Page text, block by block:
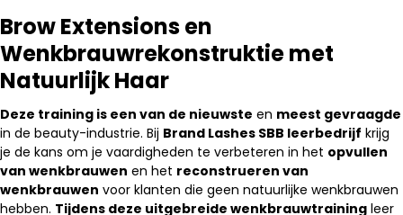
Brow Extensions en
Wenkbrauwrekonstruktie met
Natuurlijk Haar
Deze training is een van de nieuwste en meest gevraagde
in de beauty-industrie. Bij Brand Lashes SBB leerbedrijf krijg
je de kans om je vaardigheden te verbeteren in het opvullen
van wenkbrauwen en het reconstrueren van
wenkbrauwen voor klanten die geen natuurlijke wenkbrauwen
hebben. Tijdens deze uitgebreide wenkbrauwtraining leer